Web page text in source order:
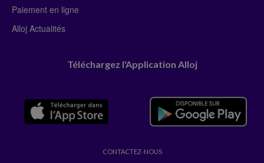
Paiement en ligne
Alloj Actualités
Téléchargez l'Application Alloj
CONTACTEZ-NOUS